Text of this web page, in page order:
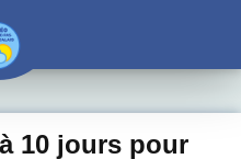
10 jours pour